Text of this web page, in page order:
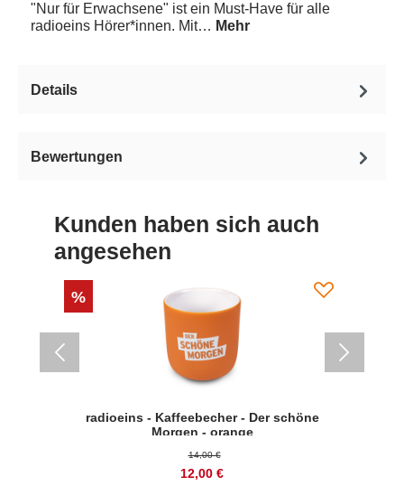
"Nur für Erwachsene" ist ein Must-Have für alle
radioeins Hörer*innen. Mit… Mehr
Details
Bewertungen
Kunden haben sich auch
angesehen
%
radioeins - Kaffeebecher - Der schöne
Morgen - orange
14,00 €
12,00 €